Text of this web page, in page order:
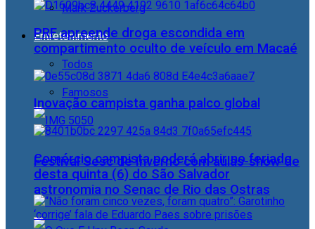
Mark Zuckerberg
Entretenimento
Todos
Famosos
Festival Sesc de Inverno com aulas-show de
astronomia no Senac de Rio das Ostras
PRF apreende droga escondida em
compartimento oculto de veículo em Macaé
Inovação campista ganha palco global
Comércio campista poderá abrir no feriado
desta quinta (6) do São Salvador